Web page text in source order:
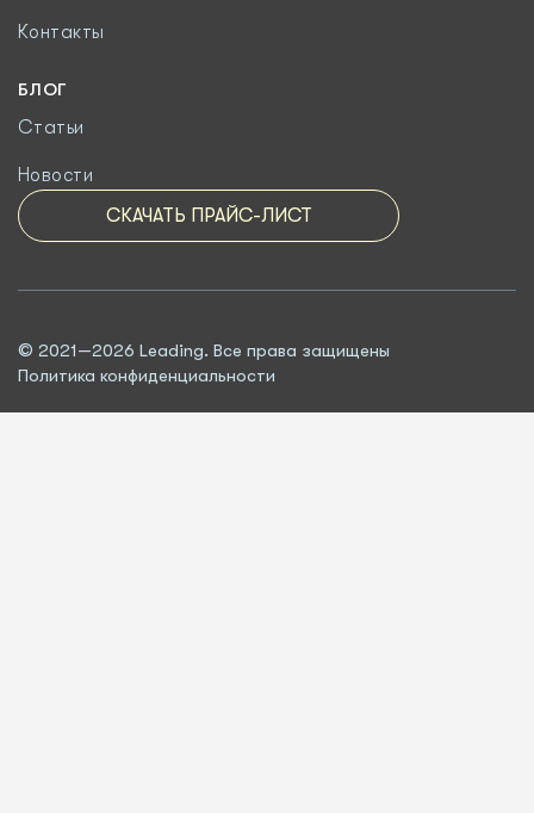
Контакты
БЛОГ
Статьи
Новости
СКАЧАТЬ ПРАЙС-ЛИСТ
© 2021—2026 Leading. Все права защищены
Политика конфиденциальности